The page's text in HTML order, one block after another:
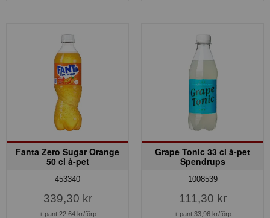
Fanta Zero Sugar Orange
50 cl å-pet
453340
339,30 kr
+ pant 22,64 kr/förp
Grape Tonic 33 cl å-pet
Spendrups
1008539
111,30 kr
+ pant 33,96 kr/förp